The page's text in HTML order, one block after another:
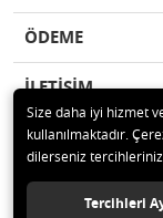
ÖDEME
İLETİŞİM
© 2020 Ufuk Şaka
Size daha iyi hizmet
kullanılmaktadır.
dilerseniz
Tercihleri